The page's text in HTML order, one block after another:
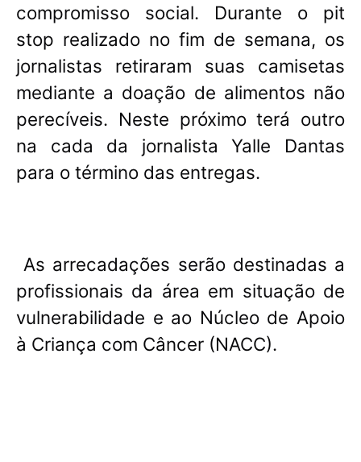
compromisso social. Durante o pit
stop realizado no fim de semana, os
jornalistas retiraram suas camisetas
mediante a doação de alimentos não
perecíveis. Neste próximo terá outro
na cada da jornalista Yalle Dantas
para o término das entregas.
As arrecadações serão destinadas a
profissionais da área em situação de
vulnerabilidade e ao Núcleo de Apoio
à Criança com Câncer (NACC).